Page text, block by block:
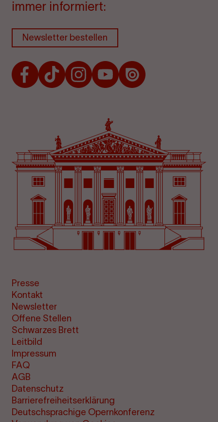
immer informiert:
Newsletter bestellen
FacebookTikTokInstagramYoutubeIssuu
Presse
Kontakt
Newsletter
Offene Stellen
Schwarzes Brett
Leitbild
Impressum
FAQ
AGB
Datenschutz
Barrierefreiheitserklärung
Deutschsprachige Opernkonferenz